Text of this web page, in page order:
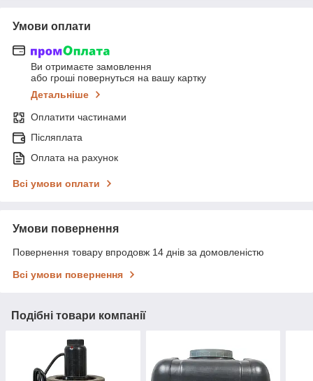
Умови оплати
Ви отримаєте замовлення
або гроші повернуться на вашу картку
Детальніше
Оплатити частинами
Післяплата
Оплата на рахунок
Всі умови оплати
Умови повернення
Повернення товару впродовж 14 днів за домовленістю
Всі умови повернення
Подібні товари компанії